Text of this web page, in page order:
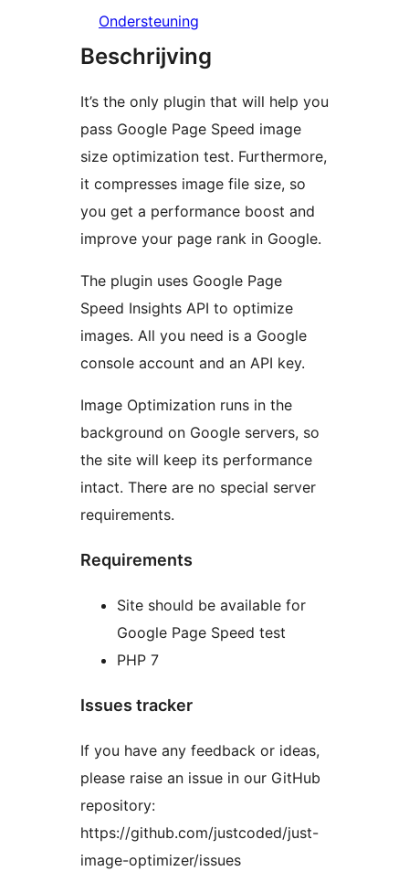
Ondersteuning
Beschrijving
It’s the only plugin that will help you
pass Google Page Speed image
size optimization test. Furthermore,
it compresses image file size, so
you get a performance boost and
improve your page rank in Google.
The plugin uses Google Page
Speed Insights API to optimize
images. All you need is a Google
console account and an API key.
Image Optimization runs in the
background on Google servers, so
the site will keep its performance
intact. There are no special server
requirements.
Requirements
Site should be available for
Google Page Speed test
PHP 7
Issues tracker
If you have any feedback or ideas,
please raise an issue in our GitHub
repository:
https://github.com/justcoded/just-
image-optimizer/issues